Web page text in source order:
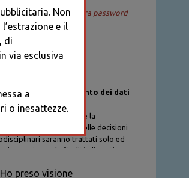
ACCEDI
Recupera password
sul trattamento dei dati
personali di chi richiede la
al Database delle decisioni
saranno trattati solo ed
per la finalità di gestione
previste dal Codice di
Ho preso visione
Non
e il
di
via esclusiva
a
o inesattezze.